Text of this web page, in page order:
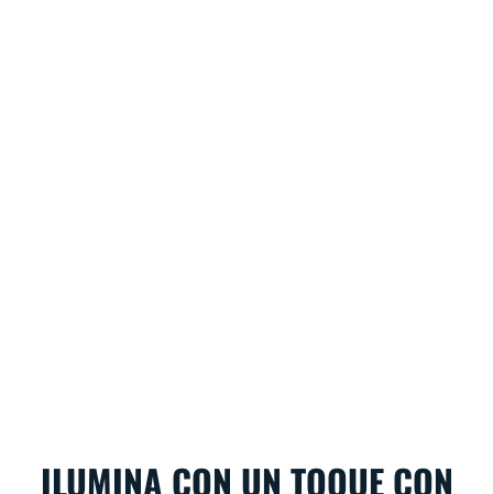
ILUMINA CON UN TOQUE CON